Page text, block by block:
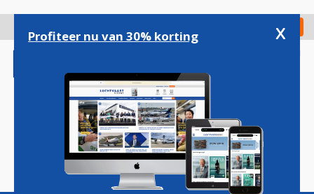
gaan
Check in
Magazine Podcasts Vacatures
Profiteer nu van 30% korting x